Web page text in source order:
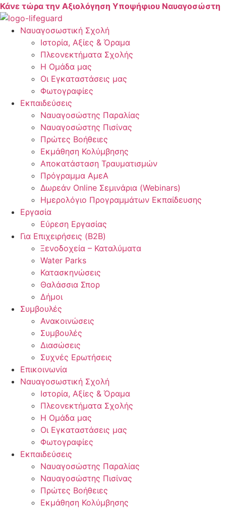
Skip
to
content
Κάνε τώρα την Αξιολόγηση Υποψήφιου Ναυαγοσώστη
Ναυαγοσωστική Σχολή
Ιστορία, Αξίες & Όραμα
Πλεονεκτήματα Σχολής
Η Ομάδα μας
Οι Εγκαταστάσεις μας
Φωτογραφίες
Εκπαιδεύσεις
Ναυαγοσώστης Παραλίας
Ναυαγοσώστης Πισίνας
Πρώτες Βοήθειες
Εκμάθηση Κολύμβησης
Αποκατάσταση Τραυματισμών
Πρόγραμμα ΑμεΑ
Δωρεάν Online Σεμινάρια (Webinars)
Ημερολόγιο Προγραμμάτων Εκπαίδευσης
Εργασία
Εύρεση Εργασίας
Για Επιχειρήσεις (B2B)
Ξενοδοχεία – Καταλύματα
Water Parks
Κατασκηνώσεις
Θαλάσσια Σπορ
Δήμοι
Συμβουλές
Ανακοινώσεις
Συμβουλές
Διασώσεις
Συχνές Ερωτήσεις
Επικοινωνία
Ναυαγοσωστική Σχολή
Ιστορία, Αξίες & Όραμα
Πλεονεκτήματα Σχολής
Η Ομάδα μας
Οι Εγκαταστάσεις μας
Φωτογραφίες
Εκπαιδεύσεις
Ναυαγοσώστης Παραλίας
Ναυαγοσώστης Πισίνας
Πρώτες Βοήθειες
Εκμάθηση Κολύμβησης